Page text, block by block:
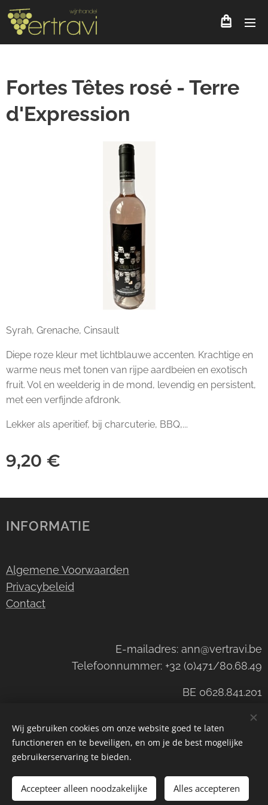
Fortes Têtes rosé - Terre
d'Expression
Syrah, Grenache, Cinsault
Diepe roze kleur met lichtblauwe accenten. Krachtige en
warme neus met tonen van rijpe aardbeien en exotisch
fruit. Vol en weelderig in de mond, levendig en persistent,
met een verfijnde afdronk.
Lekker als aperitief, bij charcuterie, BBQ,...
9,20 €
Toevoegen aan de winkelwagen
INFORMATIE
Algemene Voorwaarden
Privacybeleid
Contact
E-mailadres: ann@vertravi.be
Telefoonnummer: +32 (0)471/80.68.49
BE 0628.841.201
©Wijnhandel Vertravi Cookies
Wij gebruiken cookies om onze website goed te laten
functioneren en te beveiligen, en om je de best mogelijke
gebruikerservaring te bieden.
Accepteer alleen noodzakelijke Alles accepteren